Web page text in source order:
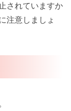
されていますか
注意しましょ